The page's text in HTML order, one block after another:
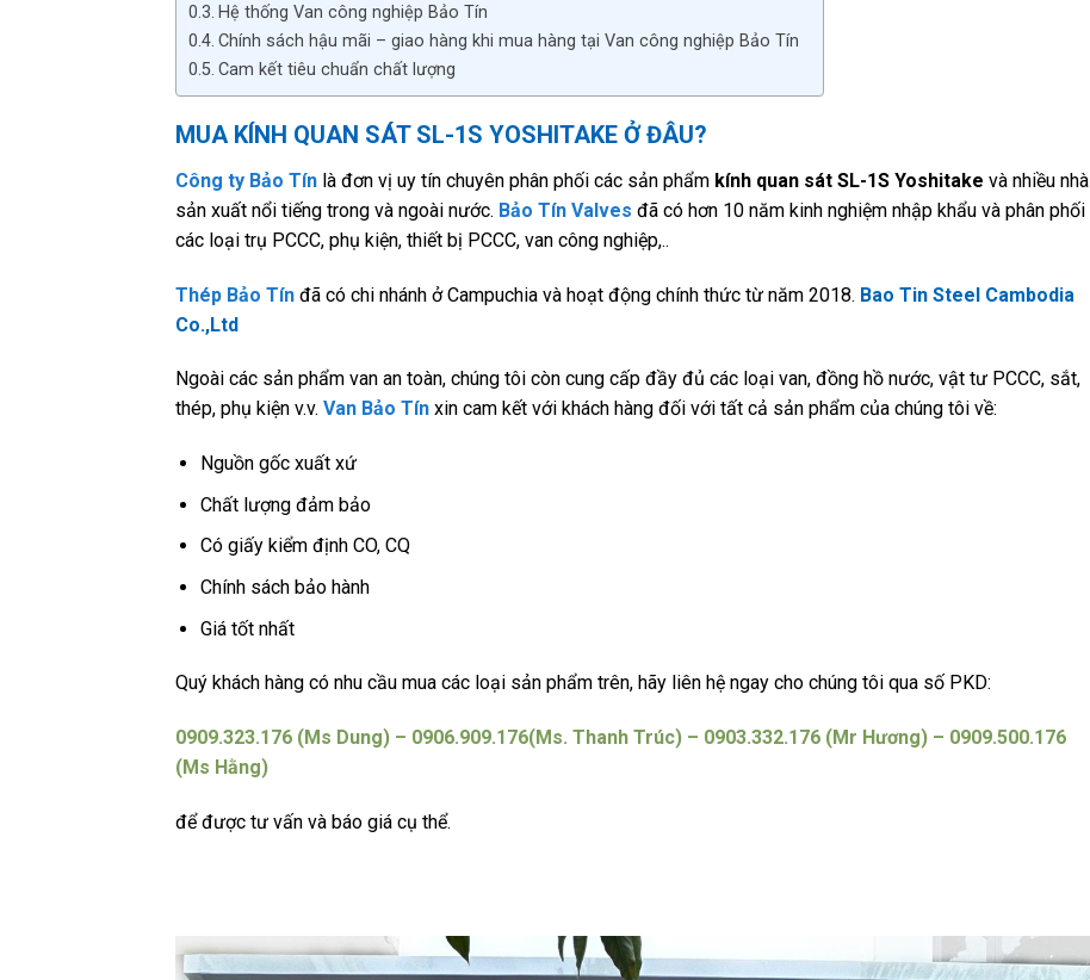
Hệ thống Van công nghiệp Bảo Tín
Chính sách hậu mãi – giao hàng khi mua hàng tại Van công nghiệp Bảo Tín
Cam kết tiêu chuẩn chất lượng
MUA KÍNH QUAN SÁT SL-1S YOSHITAKE Ở ĐÂU?
Công ty Bảo Tín là đơn vị uy tín chuyên phân phối các sản phẩm kính quan sát SL-1S Yoshitake và nhiều nhà
sản xuất nổi tiếng trong và ngoài nước. Bảo Tín Valves đã có hơn 10 năm kinh nghiệm nhập khẩu và phân phối
các loại trụ PCCC, phụ kiện, thiết bị PCCC, van công nghiệp,..
Thép Bảo Tín đã có chi nhánh ở Campuchia và hoạt động chính thức từ năm 2018. Bao Tin Steel Cambodia
Co.,Ltd
Ngoài các sản phẩm van an toàn, chúng tôi còn cung cấp đầy đủ các loại van, đồng hồ nước, vật tư PCCC, sắt,
thép, phụ kiện v.v. Van Bảo Tín xin cam kết với khách hàng đối với tất cả sản phẩm của chúng tôi về:
Nguồn gốc xuất xứ
Chất lượng đảm bảo
Có giấy kiểm định CO, CQ
Chính sách bảo hành
Giá tốt nhất
Quý khách hàng có nhu cầu mua các loại sản phẩm trên, hãy liên hệ ngay cho chúng tôi qua số PKD:
0909.323.176 (Ms Dung) – 0906.909.176(Ms. Thanh Trúc) – 0903.332.176 (Mr Hương) – 0909.500.176
(Ms Hằng)
để được tư vấn và báo giá cụ thể.